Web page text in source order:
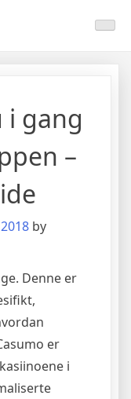
i gang
–
by
Denne er
er
i